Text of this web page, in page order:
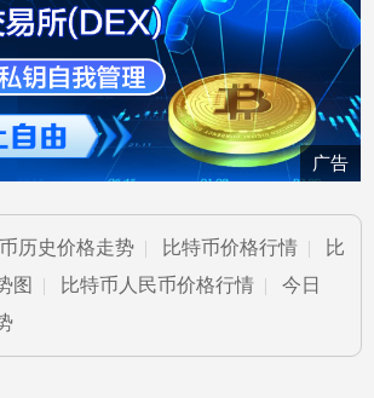
广告
历史价格走势 | 比特币价格行情 | 比
图
| 比特币人民币价格行情 |今日